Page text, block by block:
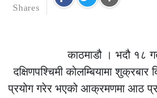
Shares
काठमाडौ । भदौ १८
दक्षिणपश्चिमी कोलम्बियामा शुक्रबार
प्रयोग गरेर भएको आक्रमणमा आठ